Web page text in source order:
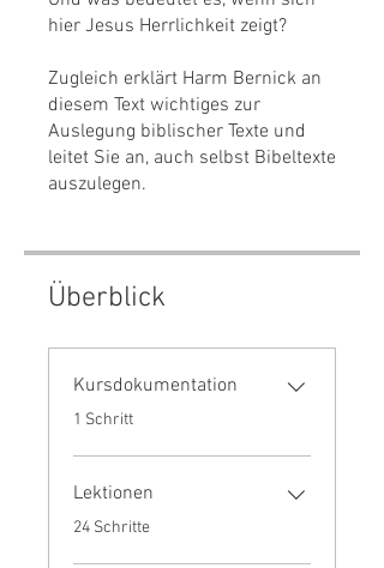
hier Jesus Herrlichkeit zeigt?
Zugleich erklärt Harm Bernick an
diesem Text wichtiges zur
Auslegung biblischer Texte und
leitet Sie an, auch selbst Bibeltexte
auszulegen.
Überblick
Kursdokumentation
.1 Schritt
Lektionen
.24 Schritte